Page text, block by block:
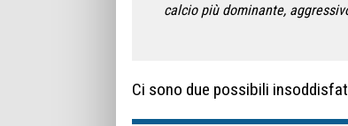
calcio più dominante,
Ci sono due possibili